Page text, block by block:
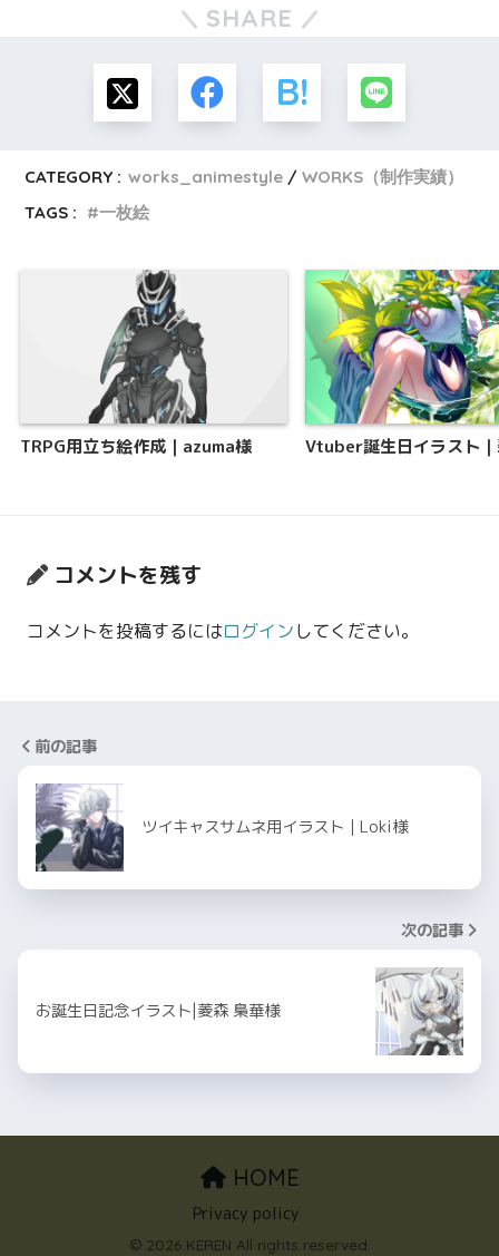
SHARE
CATEGORY : works_animestyle
WORKS（制作実績）
TAGS :
一枚絵
TRPG用立ち絵作成｜azuma様 Vtuber誕生日イラスト
コメントを残す
コメントを投稿するにはログインしてください。
前の記事
ツイキャスサムネ用イラスト｜Loki様
次の記事
お誕生日記念イラスト|菱森 梟華様
HOME
Privacy policy
© 2026 KEREN All rights reserved.